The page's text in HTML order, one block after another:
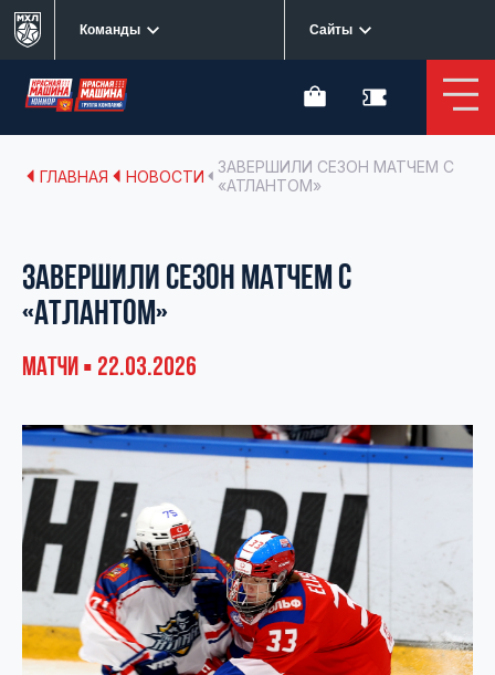
Команды Сайты
ГЛАВНАЯ НОВОСТИ
ЗАВЕРШИЛИ СЕЗОН МАТЧЕМ С
«АТЛАНТОМ»
ЗАВЕРШИЛИ СЕЗОН МАТЧЕМ С
«АТЛАНТОМ»
МАТЧИ ▪ 22.03.2026